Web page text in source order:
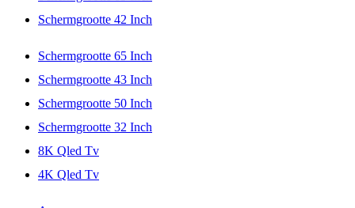
Schermgrootte 42 Inch
Schermgrootte 65 Inch
Schermgrootte 43 Inch
Schermgrootte 50 Inch
Schermgrootte 32 Inch
8K Qled Tv
4K Qled Tv